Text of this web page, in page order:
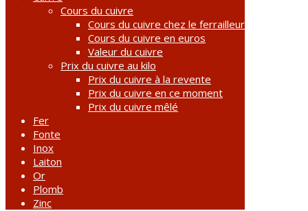
Cours du cuivre
Cours du cuivre chez le ferrailleur
Cours du cuivre en euros
Valeur du cuivre
Prix du cuivre au kilo
Prix du cuivre à la revente
Prix du cuivre en ce moment
Prix du cuivre mêlé
Fer
Fonte
Inox
Laiton
Or
Plomb
Zinc